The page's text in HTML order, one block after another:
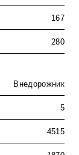
167
280
Внедорожник
5
4515